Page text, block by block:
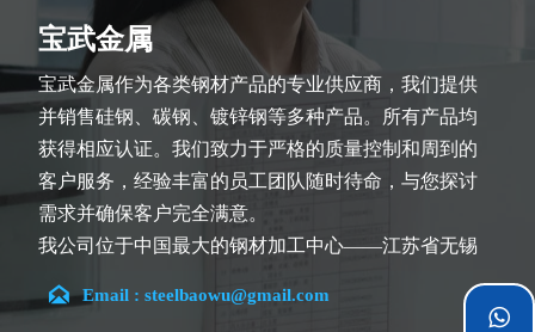
宝武金属
宝武金属作为各类钢材产品的专业供应商，我们提供
并销售硅钢、碳钢、镀锌钢等多种产品。所有产品均
获得相应认证。我们致力于严格的质量控制和周到的
客户服务，经验丰富的员工团队随时待命，与您探讨
需求并确保客户完全满意。
我公司位于中国最大的钢材加工中心——江苏省无锡
富经验，熟悉CE、SGS等多种硅钢标准。我们可根据
 Email : steelbaowu@gmail.com
